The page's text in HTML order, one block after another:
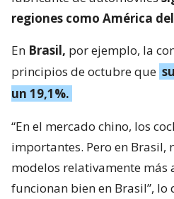
regiones como América
En Brasil, por ejemplo, la
principios de octubre que
un 19,1%.
“En el mercado chino, los
importantes. Pero en Brasil,
modelos relativamente más
funcionan bien en Brasil”, lo